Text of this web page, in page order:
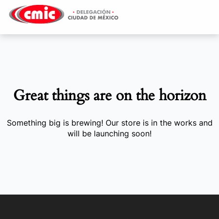
Great things are on the horizon
Something big is brewing! Our store is in the works and
will be launching soon!